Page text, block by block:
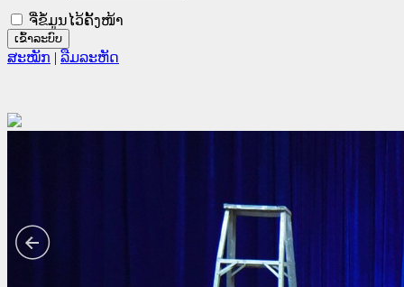
ຈື່ຂໍ້ມູນໄວ້ຄັ້ງໜ້າ
ສະໝັກ | ລືມລະຫັດ